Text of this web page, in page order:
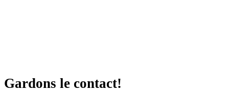
Gardons le contact!